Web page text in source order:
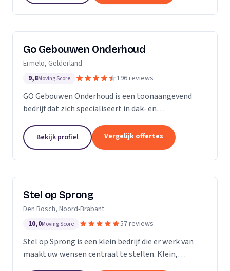
Go Gebouwen Onderhoud
Ermelo, Gelderland
9,8Moving Score 196 reviews
GO Gebouwen Onderhoud is een toonaangevend
bedrijf dat zich specialiseert in dak- en
samenhangt. Met onze vakkundige aanpak zorgen
we ervoor dat uw pand...
Bekijk profiel Vergelijk offertes
Stel op Sprong
Den Bosch, Noord-Brabant
10,0Moving Score 57 reviews
Stel op Sprong is een klein bedrijf die er werk van
maakt uw wensen centraal te stellen. Klein,